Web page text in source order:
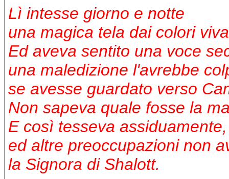
Lì intesse giorno e notte
una magica tela dai colori
Ed aveva sentito una voce
una maledizione l'avrebbe
se avesse guardato verso
Non sapeva quale fosse la
E così tesseva assiduamente,
ed altre preoccupazioni non
la Signora di Shalott.